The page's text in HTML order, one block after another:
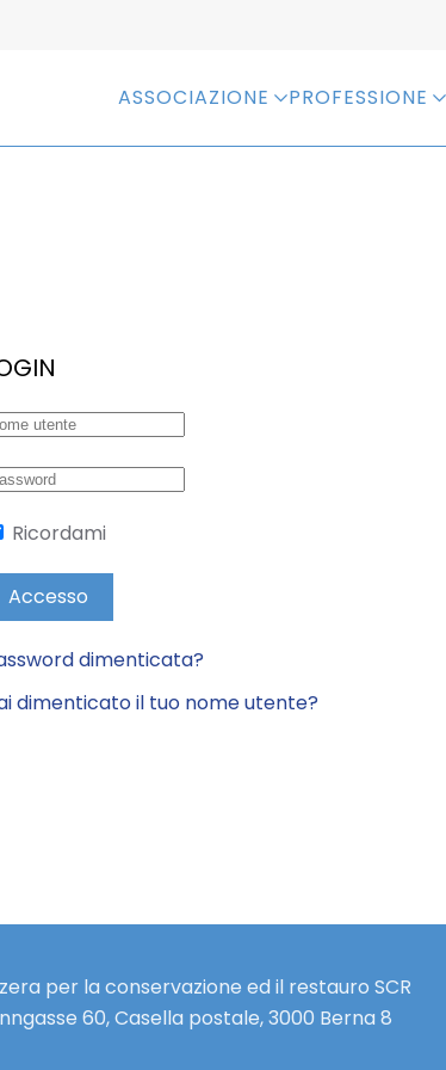
ASSOCIAZIONE PROFESSIONE
Ricordami
Accesso
dimenticata?
dimenticato il tuo nome utente?
per la conservazione ed il restauro SCR
60, Casella postale, 3000 Berna 8